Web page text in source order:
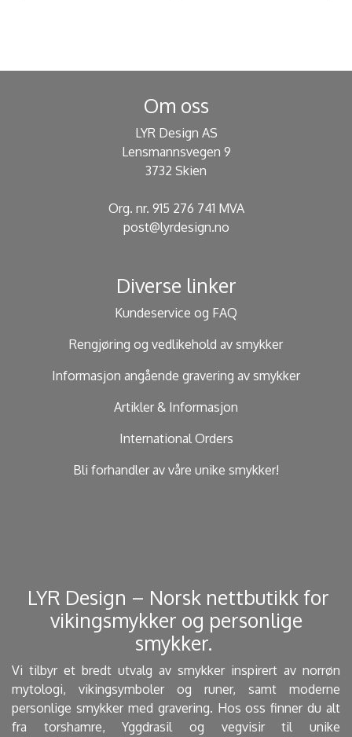
Om oss
LYR Design AS
Lensmannsvegen 9
3732 Skien
Org. nr. 915 276 741 MVA
post@lyrdesign.no
Diverse linker
Kundeservice og FAQ
Rengjøring og vedlikehold av smykker
Informasjon angående gravering av smykker
Artikler & Informasjon
International Orders
Bli forhandler av våre unike smykker!
​ LYR Design – Norsk nettbutikk for
vikingsmykker og personlige
smykker. ​
Vi tilbyr et bredt utvalg av smykker inspirert av norrøn
mytologi, vikingsymboler og runer, samt moderne
personlige smykker med gravering. Hos oss finner du alt
fra torshamre, Yggdrasil og vegvisir til unike